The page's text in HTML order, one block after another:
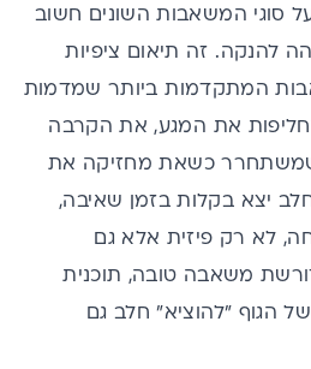
סוגי המשאבות השונים חשוב
להנקה. זה תיאום ציפיות
המתקדמות ביותר שמדמות
את המגע, את הקרבה
שמשתחרר כשאת מחזיקה את
יצא בקלות בזמן שאיבה,
לא רק פיזית אלא גם
משאבה טובה, תוכנית
הגוף "להוציא" חלב גם